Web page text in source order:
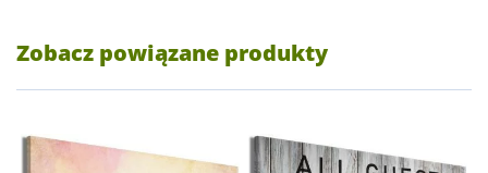
Zobacz powiązane produkty